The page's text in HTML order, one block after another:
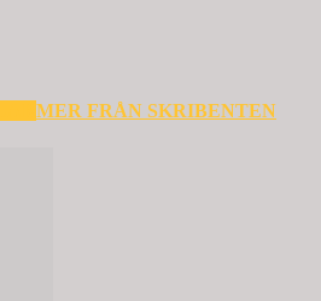
MER FRÅN SKRIBENTEN